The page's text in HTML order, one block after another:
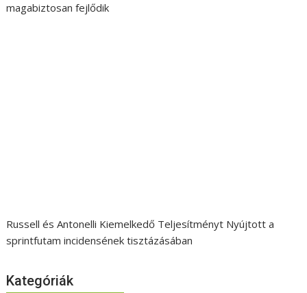
magabiztosan fejlődik
Russell és Antonelli Kiemelkedő Teljesítményt Nyújtott a
sprintfutam incidensének tisztázásában
Kategóriák